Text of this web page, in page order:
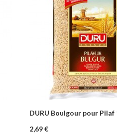
DURU Boulgour pour Pilaf
Prix
2,69 €
– + Ajouter